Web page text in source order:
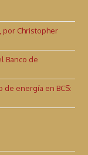
por Christopher
Banco de
energía en BCS: